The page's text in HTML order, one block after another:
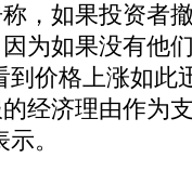
如果投资者
为如果没有他
到价格上涨如此
经济理由作为
。